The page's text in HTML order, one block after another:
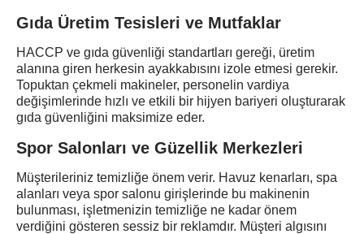
Gıda Üretim Tesisleri ve Mutfaklar
HACCP ve gıda güvenliği standartları gereği, üretim
alanına giren herkesin ayakkabısını izole etmesi gerekir.
Topuktan çekmeli makineler, personelin vardiya
değişimlerinde hızlı ve etkili bir hijyen bariyeri oluşturarak
gıda güvenliğini maksimize eder.
Spor Salonları ve Güzellik Merkezleri
Müşterileriniz temizliğe önem verir. Havuz kenarları, spa
alanları veya spor salonu girişlerinde bu makinenin
bulunması, işletmenizin temizliğe ne kadar önem
verdiğini gösteren sessiz bir reklamdır. Müşteri algısını